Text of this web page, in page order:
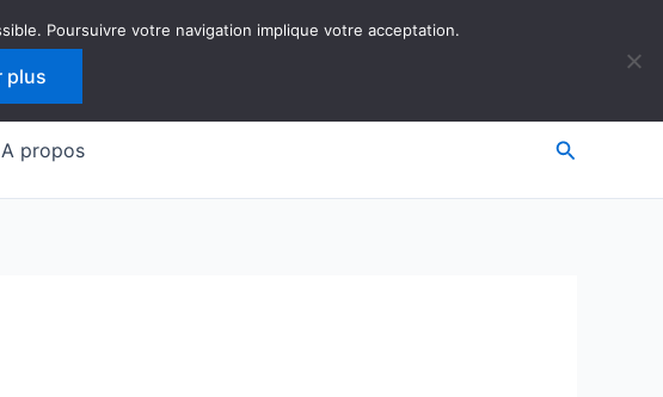
A propos
Poursuivre votre navigation implique votre acceptation.
plus